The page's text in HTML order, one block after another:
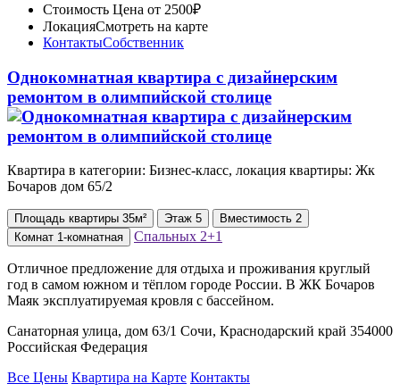
Стоимость Цена от 2500₽
ЛокацияСмотреть на карте
КонтактыСобственник
Однокомнатная квартира с дизайнерским
ремонтом в олимпийской столице
Квартира в категории: Бизнес-класс, локация квартиры: Жк
Бочаров дом 65/2
Площадь квартиры 35м² Этаж 5 Вместимость 2
Комнат 1-комнатная Спальных 2+1
Отличное предложение для отдыха и проживания круглый
год в самом южном и тёплом городе России. В ЖК Бочаров
Маяк эксплуатируемая кровля с бассейном.
Санаторная улица, дом 63/1 Сочи, Краснодарский край 354000
Российская Федерация
Все Цены Квартира на Карте Контакты